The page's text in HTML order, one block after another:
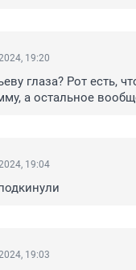
19:20
глаза? Рот есть,
а остальное
19:04
19:03